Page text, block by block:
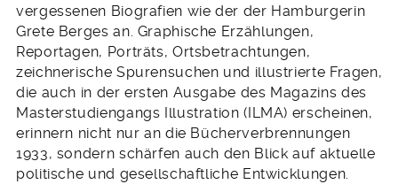
vergessenen Biografien wie der der Hamburgerin
Grete Berges an. Graphische Erzählungen,
Reportagen, Porträts, Ortsbetrachtungen,
zeichnerische Spurensuchen und illustrierte Fragen,
die auch in der ersten Ausgabe des Magazins des
Masterstudiengangs Illustration (ILMA) erscheinen,
erinnern nicht nur an die Bücherverbrennungen
1933, sondern schärfen auch den Blick auf aktuelle
politische und gesellschaftliche Entwicklungen.